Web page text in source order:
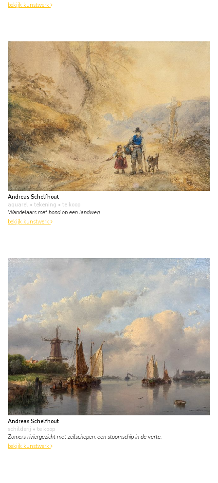
bekijk kunstwerk
Andreas Schelfhout
aquarel • tekening • te koop
Wandelaars met hond op een landweg
bekijk kunstwerk
Andreas Schelfhout
schilderij • te koop
Zomers riviergezicht met zeilschepen, een stoomschip in de verte.
bekijk kunstwerk